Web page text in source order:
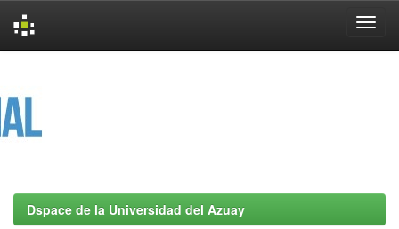
Dspace de la Universidad del Azuay